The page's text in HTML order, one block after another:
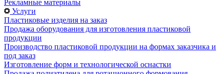
Рекламные материалы
Услуги
Пластиковые изделия на заказ
Продажа оборудования для изготовления пластиковой
продукции
Производство пластиковой продукции на формах заказчика и
под заказ
Изготовление форм и технологической оснастки